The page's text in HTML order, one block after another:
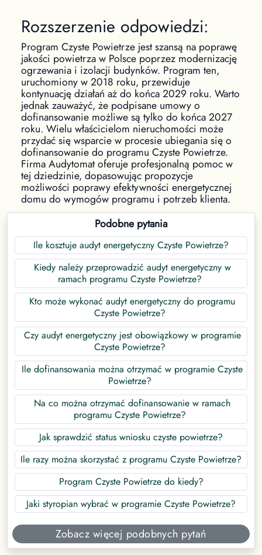
Rozszerzenie odpowiedzi:
Program Czyste Powietrze jest szansą na poprawę
jakości powietrza w Polsce poprzez modernizację
ogrzewania i izolacji budynków. Program ten,
uruchomiony w 2018 roku, przewiduje
kontynuację działań aż do końca 2029 roku. Warto
jednak zauważyć, że podpisane umowy o
dofinansowanie możliwe są tylko do końca 2027
roku. Wielu właścicielom nieruchomości może
przydać się wsparcie w procesie ubiegania się o
dofinansowanie do programu Czyste Powietrze.
Firma Audytomat oferuje profesjonalną pomoc w
tej dziedzinie, dopasowując propozycje
możliwości poprawy efektywności energetycznej
domu do wymogów programu i potrzeb klienta.
Podobne pytania
Ile kosztuje audyt energetyczny Czyste Powietrze?
Kiedy należy przeprowadzić audyt energetyczny w
ramach programu Czyste Powietrze?
Kto może wykonać audyt energetyczny do programu
Czyste Powietrze?
Czy audyt energetyczny jest obowiązkowy w programie
Czyste Powietrze?
Ile dofinansowania można otrzymać w programie Czyste
Powietrze?
Na co można otrzymać dofinansowanie w ramach
programu Czyste Powietrze?
Jak sprawdzić status wniosku czyste powietrze?
Ile razy można skorzystać z programu Czyste Powietrze?
Program Czyste Powietrze do kiedy?
Jaki styropian wybrać w programie Czyste Powietrze?
Zobacz więcej podobnych pytań